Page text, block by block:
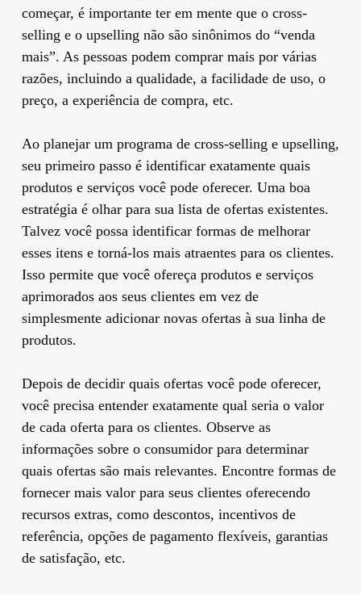
começar, é importante ter em mente que o cross-
selling e o upselling não são sinônimos do “venda
mais”. As pessoas podem comprar mais por várias
razões, incluindo a qualidade, a facilidade de uso, o
preço, a experiência de compra, etc.
Ao planejar um programa de cross-selling e upselling,
seu primeiro passo é identificar exatamente quais
produtos e serviços você pode oferecer. Uma boa
estratégia é olhar para sua lista de ofertas existentes.
Talvez você possa identificar formas de melhorar
esses itens e torná-los mais atraentes para os clientes.
Isso permite que você ofereça produtos e serviços
aprimorados aos seus clientes em vez de
simplesmente adicionar novas ofertas à sua linha de
produtos.
Depois de decidir quais ofertas você pode oferecer,
você precisa entender exatamente qual seria o valor
de cada oferta para os clientes. Observe as
informações sobre o consumidor para determinar
quais ofertas são mais relevantes. Encontre formas de
fornecer mais valor para seus clientes oferecendo
recursos extras, como descontos, incentivos de
referência, opções de pagamento flexíveis, garantias
de satisfação, etc.